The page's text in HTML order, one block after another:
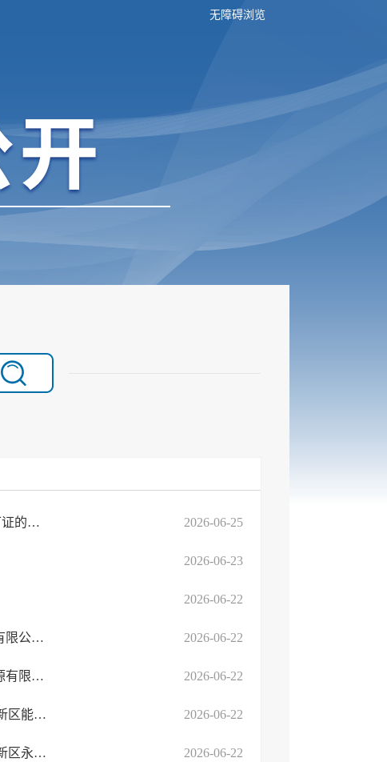
无障碍浏览
关于依法注销多唯食品（山东）有限公司等3户食品生产许可证的公告 2026-06-25
2026-06-23
2026-06-22
临高劳人仲案字﹝2026﹞第237号(受送达人：山东大地陶瓷有限公司） 2026-06-22
临高劳人仲案字﹝2025﹞第616号(受送达人：临沂黄鸟新能源有限公司） 2026-06-22
临沂市人民政府高新技术产业开发区罗西街道办事处临沂高新区能源路与永泰路交会西3... 2026-06-22
临沂市人民政府高新技术产业开发区罗西街道办事处临沂高新区永泰路与生产路交会南2... 2026-06-22